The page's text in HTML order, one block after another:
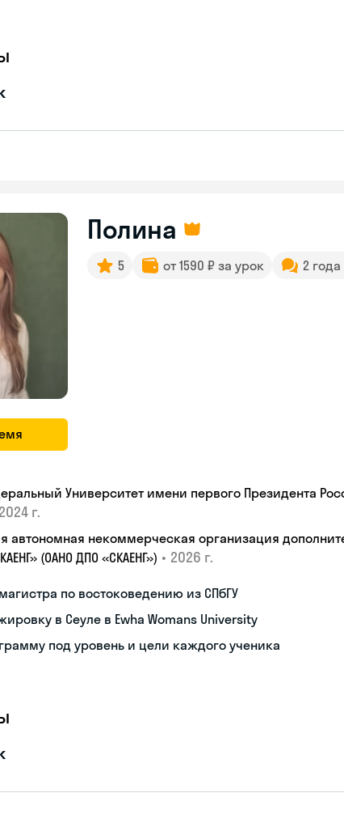
Полина
5 от 1590 ₽ за урок 2
Университет имени первого Президента
2024 г.
автономная некоммерческая организация
(ОАНО ДПО «СКАЕНГ») • 2026 г.
по востоковедению из СПбГУ
в Сеуле в Ewha Womans University
под уровень и цели каждого ученика